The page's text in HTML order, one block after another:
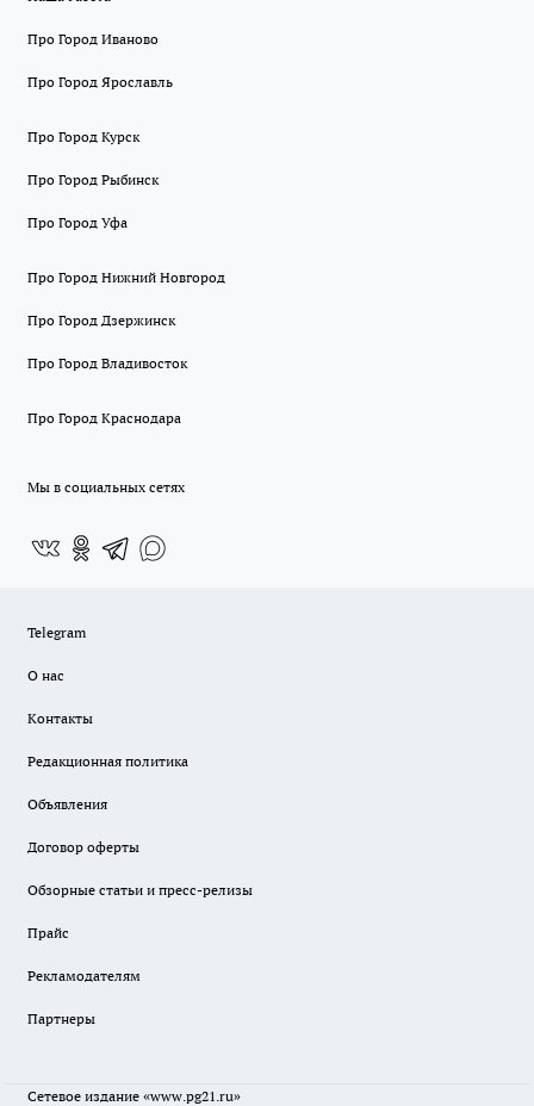
Про Город Иваново
Про Город Ярославль
Про Город Курск
Про Город Рыбинск
Про Город Уфа
Про Город Нижний Новгород
Про Город Дзержинск
Про Город Владивосток
Про Город Краснодара
Мы в социальных сетях
Telegram
О нас
Контакты
Редакционная политика
Объявления
Договор оферты
Обзорные статьи и пресс-релизы
Прайс
Рекламодателям
Партнеры
Сетевое издание «www.pg21.ru»